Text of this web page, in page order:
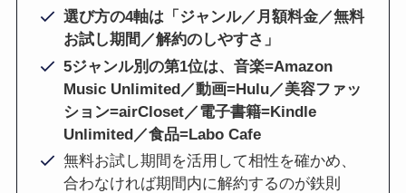
選び方の4軸は「ジャンル／月額料金／無料
お試し期間／解約のしやすさ」
5ジャンル別の第1位は、音楽=Amazon
Music Unlimited／動画=Hulu／美容ファッ
ション=airCloset／電子書籍=Kindle
Unlimited／食品=Labo Cafe
無料お試し期間を活用して相性を確かめ、
合わなければ期間内に解約するのが鉄則